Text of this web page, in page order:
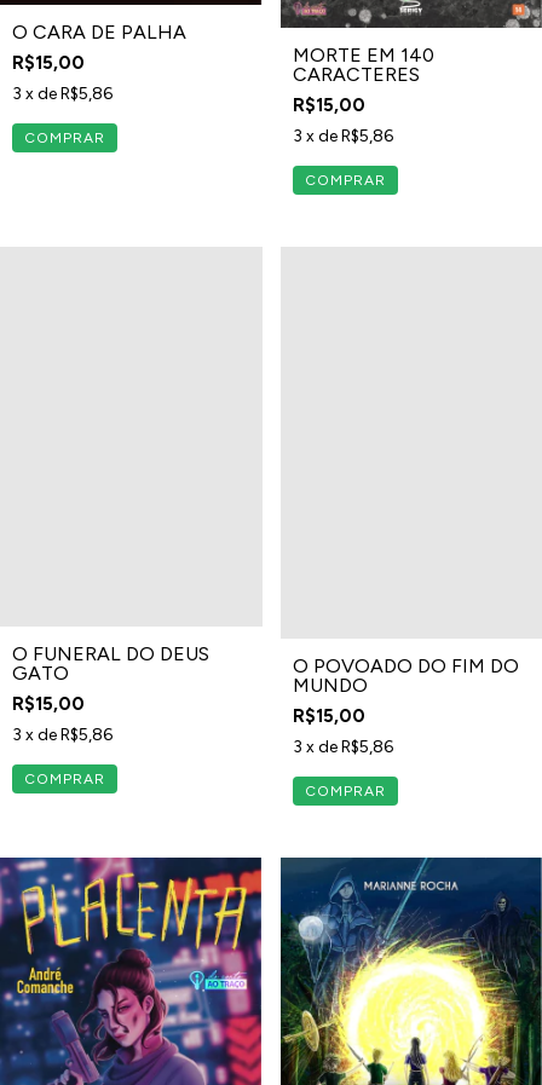
O CARA DE PALHA
R$15,00
3 x deR$5,86
MORTE EM 140
CARACTERES
R$15,00
3 x deR$5,86
O FUNERAL DO DEUS
GATO
R$15,00
3 x deR$5,86
O POVOADO DO FIM DO
MUNDO
R$15,00
3 x deR$5,86